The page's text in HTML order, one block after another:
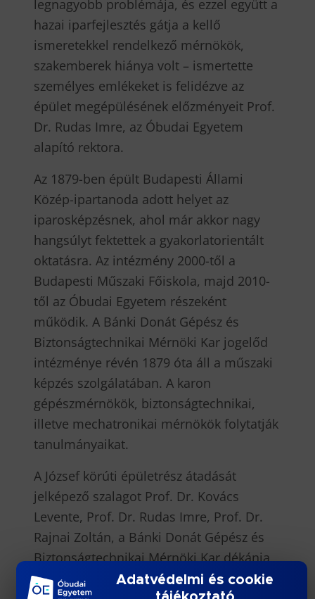
legnagyobb problémája, és ezzel együtt a
hazai iparfejlesztés gátja a kellő
ismeretekkel rendelkező mérnökök,
szakemberek hiánya volt – ismertette
személyes emlékeket is felidézve az
épület megépülésének előzményeit Prof.
Dr. Rudas Imre, az Óbudai Egyetem
alapító rektora.
Az 1879-ben épült Budapesti Állami
Közép-ipartanoda adott helyet az
iparosképzésnek, ahol már akkor nagy
hangsúlyt fektettek a gyakorlatorientált
oktatásra. Az intézmény 2000-től a
Budapesti Műszaki Főiskola, majd 2010-
től az Óbudai Egyetem részeként
működik. A Bánki Donát Gépész és
Biztonságtechnikai Mérnöki Kar jogelőd
intézménye révén 1879 óta áll a műszaki
képzés szolgálatában. A karon
gépészmérnökök, biztonságtechnikai,
illetve mechatronikai mérnökök folytatják
tanulmányaikat.
A József körúti épületrész átadását
jelképező szalagot Prof. Dr. Kovács
Levente, Prof. Dr. Rudas Imre, Prof. Dr.
Rajnai Zoltán, a Bánki Donát Gépész és
Biztonságtechnikai Mérnöki Kar dékánja
és Dr. Demény Ádám, a Közbeszerzési és
Adatvédelmi és cookie